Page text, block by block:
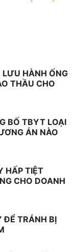
HÀNH ỐNG
THẦU CHO
BỐ TBYT LOẠI
ÁN NÀO
HẤP TIỆT
CHO DOANH
ĐỂ TRÁNH BỊ